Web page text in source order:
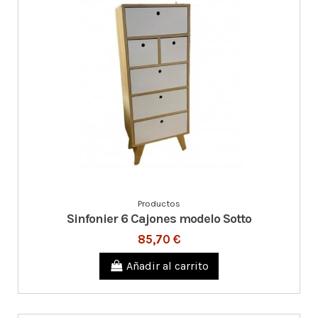
Productos
Sinfonier 6 Cajones modelo Sotto
85,70 €
Añadir al carrito